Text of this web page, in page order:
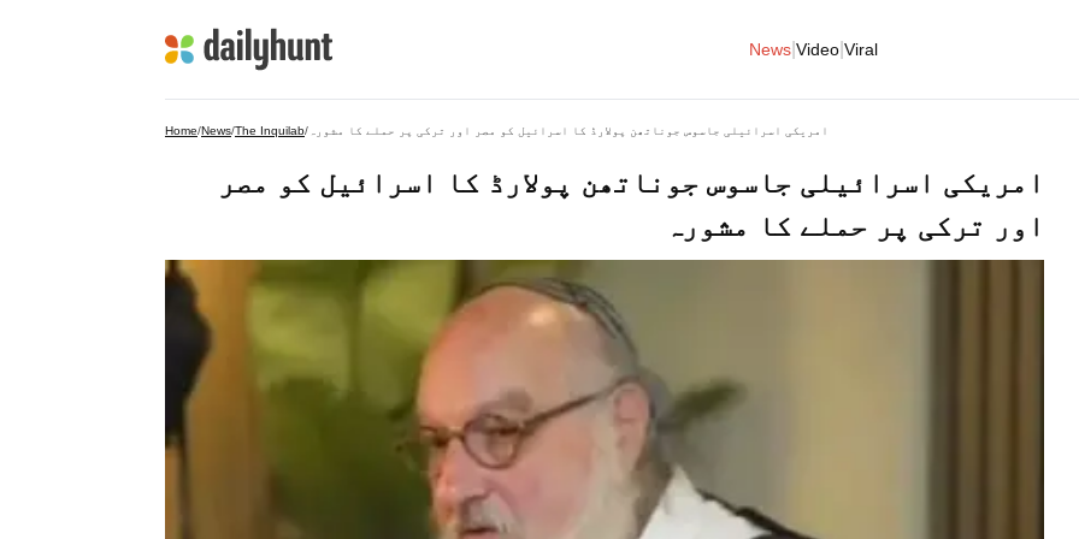
News Video Viral
Home/News/The Inquilab/ امریکی اسرائیلی جاسوس جوناتھن پولارڈ کا اسرائیل کو مصر اور ترکی پر حملے کا مشورہ
امریکی اسرائیلی جاسوس جوناتھن پولارڈ کا اسرائیل کو مصر
اور ترکی پر حملے کا مشورہ